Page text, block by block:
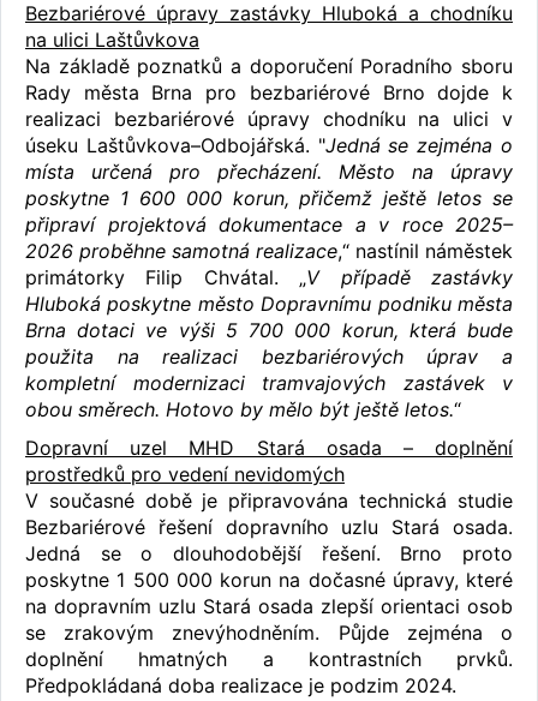
Bezbariérové úpravy zastávky Hluboká a chodníku
na ulici Laštůvkova
Na základě poznatků a doporučení Poradního sboru
Rady města Brna pro bezbariérové Brno dojde k
realizaci bezbariérové úpravy chodníku na ulici v
úseku Laštůvkova–Odbojářská. "Jedná se zejména o
místa určená pro přecházení. Město na úpravy
poskytne 1 600 000 korun, přičemž ještě letos se
připraví projektová dokumentace a v roce 2025–
2026 proběhne samotná realizace,“ nastínil náměstek
primátorky Filip Chvátal. „V případě zastávky
Hluboká poskytne město Dopravnímu podniku města
Brna dotaci ve výši 5 700 000 korun, která bude
použita na realizaci bezbariérových úprav a
kompletní modernizaci tramvajových zastávek v
obou směrech. Hotovo by mělo být ještě letos.“
Dopravní uzel MHD Stará osada – doplnění
prostředků pro vedení nevidomých
V současné době je připravována technická studie
Bezbariérové řešení dopravního uzlu Stará osada.
Jedná se o dlouhodobější řešení. Brno proto
poskytne 1 500 000 korun na dočasné úpravy, které
na dopravním uzlu Stará osada zlepší orientaci osob
se zrakovým znevýhodněním. Půjde zejména o
doplnění hmatných a kontrastních prvků.
Předpokládaná doba realizace je podzim 2024.